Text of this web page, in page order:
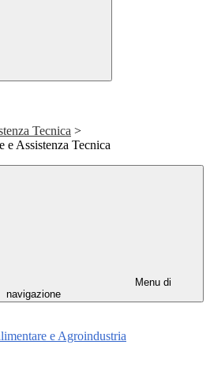
Tecnica >
Assistenza Tecnica
Menu di
navigazione
e Agroindustria